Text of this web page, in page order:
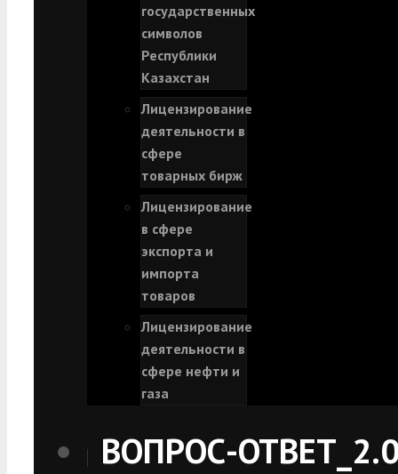
государственных
символов
Республики
Казахстан
Лицензирование
деятельности в
сфере
товарных бирж
Лицензирование
в сфере
экспорта и
импорта
товаров
Лицензирование
деятельности в
сфере нефти и
газа
ВОПРОС-